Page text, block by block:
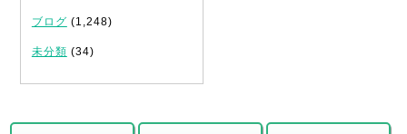
ブログ (1,248)
未分類 (34)